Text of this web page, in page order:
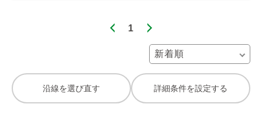
1
沿線を選び直す 詳細条件を設定する